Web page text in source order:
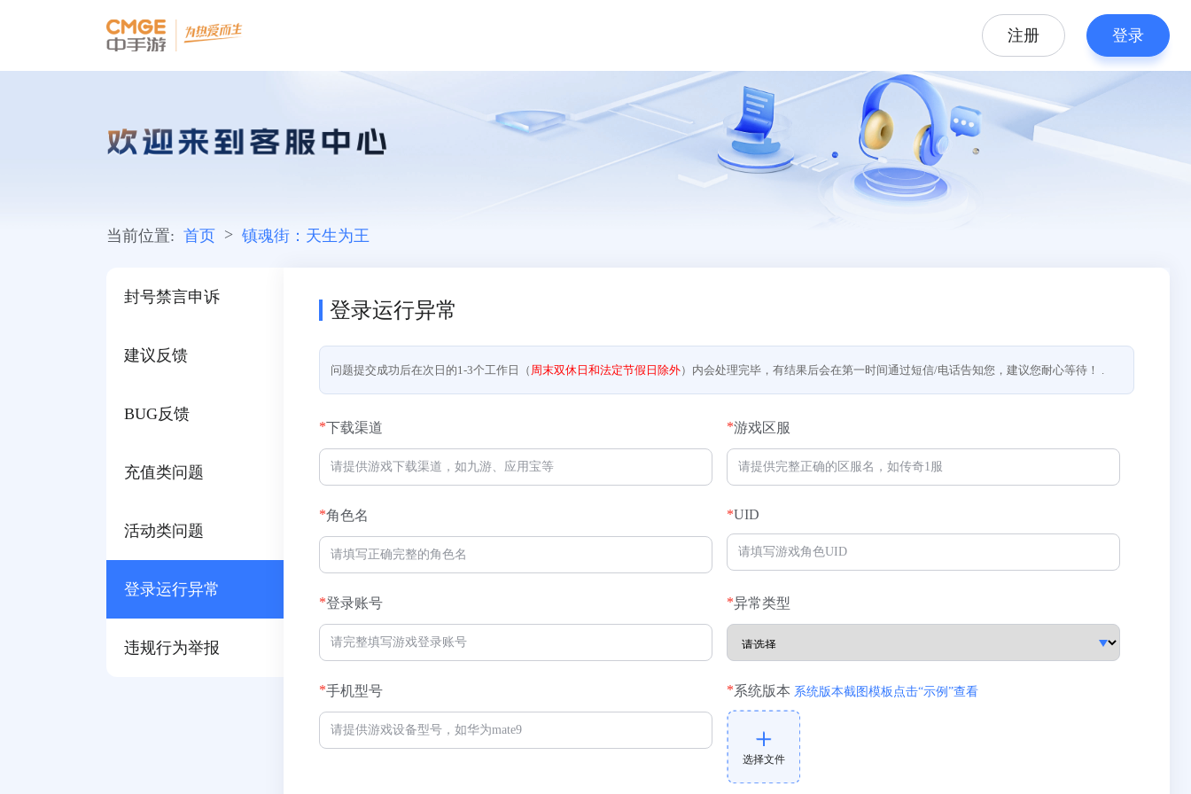
注册 登录
当前位置: 首页 > 镇魂街：天生为王
封号禁言申诉
建议反馈
BUG反馈
充值类问题
活动类问题
登录运行异常
违规行为举报
登录运行异常
问题提交成功后在次日的1-3个工作日（ 周末双休日和法定节假日除外）内会处理完毕，有结果后会在第一时间通过短信/电话告知您，建议您耐心等待！ .
*下载渠道 *游戏区服
*角色名 *UID
*登录账号 *异常类型
*手机型号 *系统版本 系统版本截图模板点击“示例”查看
选择文件